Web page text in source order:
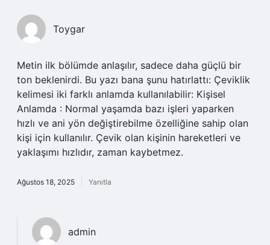
Toygar
Metin ilk bölümde anlaşılır, sadece daha güçlü bir
ton beklenirdi. Bu yazı bana şunu hatırlattı: Çeviklik
kelimesi iki farklı anlamda kullanılabilir: Kişisel
Anlamda : Normal yaşamda bazı işleri yaparken
hızlı ve ani yön değiştirebilme özelliğine sahip olan
kişi için kullanılır. Çevik olan kişinin hareketleri ve
yaklaşımı hızlıdır, zaman kaybetmez.
Ağustos 18, 2025 Yanıtla
admin